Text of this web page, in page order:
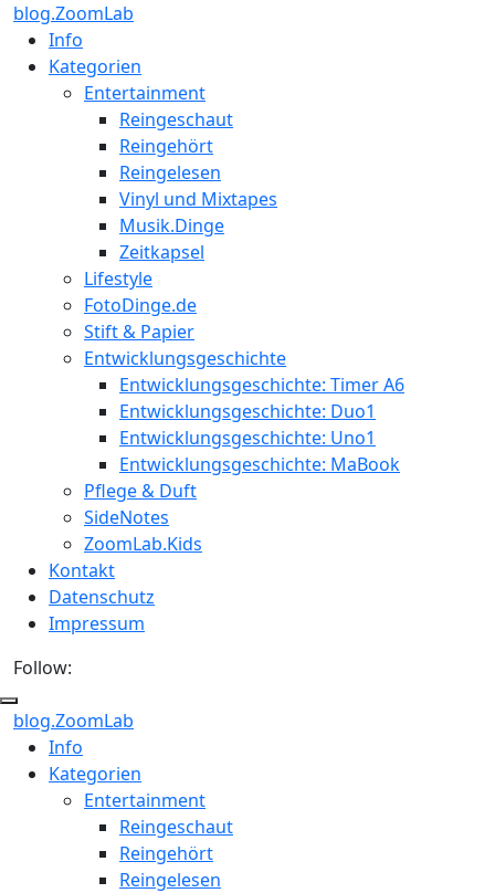
blog.ZoomLab
Info
Kategorien
Entertainment
Reingeschaut
Reingehört
Reingelesen
Vinyl und Mixtapes
Musik.Dinge
Zeitkapsel
Lifestyle
FotoDinge.de
Stift & Papier
Entwicklungsgeschichte
Entwicklungsgeschichte: Timer A6
Entwicklungsgeschichte: Duo1
Entwicklungsgeschichte: Uno1
Entwicklungsgeschichte: MaBook
Pflege & Duft
SideNotes
ZoomLab.Kids
Kontakt
Datenschutz
Impressum
Follow:
blog.ZoomLab
Info
Kategorien
Entertainment
Reingeschaut
Reingehört
Reingelesen